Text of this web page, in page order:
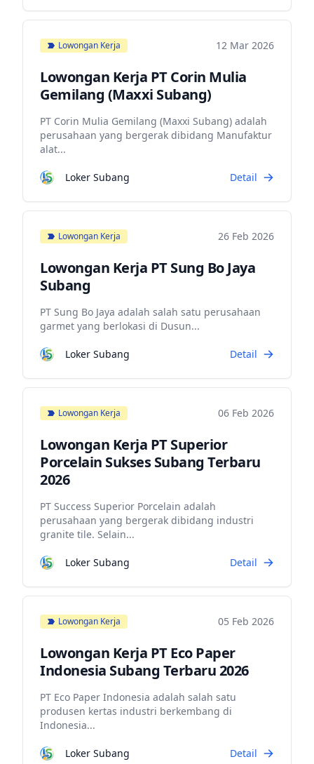
Lowongan Kerja 12 Mar 2026
Lowongan Kerja PT Corin Mulia
Gemilang (Maxxi Subang)
PT Corin Mulia Gemilang (Maxxi Subang) adalah
perusahaan yang bergerak dibidang Manufaktur
alat...
Loker Subang Detail
Lowongan Kerja 26 Feb 2026
Lowongan Kerja PT Sung Bo Jaya
Subang
PT Sung Bo Jaya adalah salah satu perusahaan
garmet yang berlokasi di Dusun...
Loker Subang Detail
Lowongan Kerja 06 Feb 2026
Lowongan Kerja PT Superior
Porcelain Sukses Subang Terbaru
2026
PT Success Superior Porcelain adalah
perusahaan yang bergerak dibidang industri
granite tile. Selain...
Loker Subang Detail
Lowongan Kerja 05 Feb 2026
Lowongan Kerja PT Eco Paper
Indonesia Subang Terbaru 2026
PT Eco Paper Indonesia adalah salah satu
produsen kertas industri berkembang di
Indonesia...
Loker Subang Detail